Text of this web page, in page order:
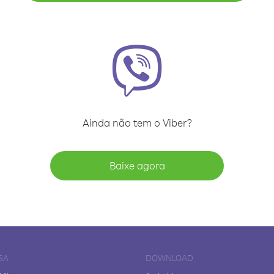
Ainda não tem o Viber?
Baixe agora
DOWNLOAD